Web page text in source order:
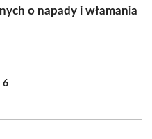
o napady i włamania
6